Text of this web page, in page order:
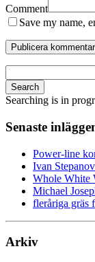
Comment
Save my name,
Search
Searching is in
Senaste
Power-line
Ivan
Whole White
Michael
fleråriga gräs
Arkiv